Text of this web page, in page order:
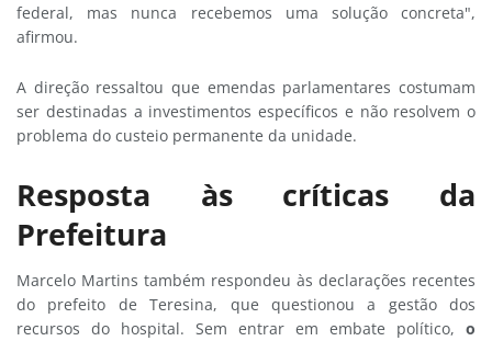
federal, mas nunca recebemos uma solução concreta",
afirmou.
A direção ressaltou que emendas parlamentares costumam
ser destinadas a investimentos específicos e não resolvem o
problema do custeio permanente da unidade.
Resposta às críticas da
Prefeitura
Marcelo Martins também respondeu às declarações recentes
do prefeito de Teresina, que questionou a gestão dos
recursos do hospital. Sem entrar em embate político, o